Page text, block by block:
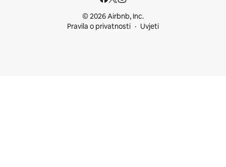
© 2026 Airbnb, Inc.
Pravila o privatnosti
Uvjeti